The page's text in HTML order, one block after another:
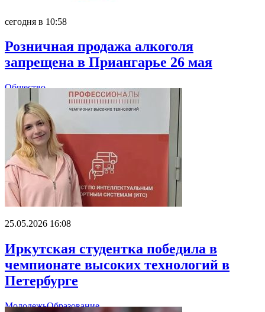
сегодня в 10:58
Розничная продажа алкоголя
запрещена в Приангарье 26 мая
Общество
25.05.2026 16:08
Иркутская студентка победила в
чемпионате высоких технологий в
Петербурге
МолодежьОбразование